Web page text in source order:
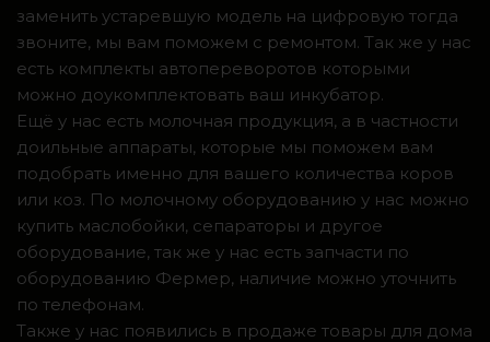
заменить устаревшую модель на цифровую тогда
звоните, мы вам поможем с ремонтом. Так же у нас
есть комплекты автопереворотов которыми
можно доукомплектовать ваш инкубатор.
Ещё у нас есть молочная продукция, а в частности
доильные аппараты, которые мы поможем вам
подобрать именно для вашего количества коров
или коз. По молочному оборудованию у нас можно
купить маслобойки, сепараторы и другое
оборудование, так же у нас есть запчасти по
оборудованию Фермер, наличие можно уточнить
по телефонам.
Также у нас появились в продаже товары для дома